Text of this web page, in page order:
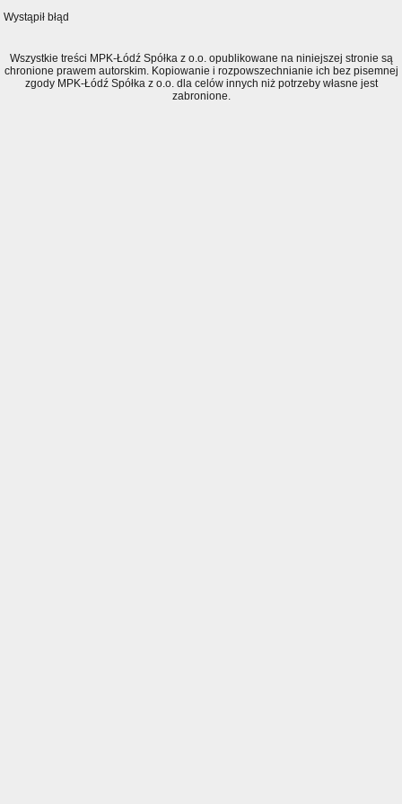
Wystąpił błąd
Wszystkie treści MPK-Łódź Spółka z o.o. opublikowane na niniejszej stronie są
chronione prawem autorskim. Kopiowanie i rozpowszechnianie ich bez pisemnej
zgody MPK-Łódź Spółka z o.o. dla celów innych niż potrzeby własne jest
zabronione.